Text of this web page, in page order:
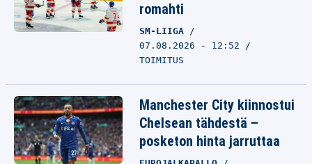
romahti
SM-LIIGA
07.08.2026 - 12:52
TOIMITUS
Manchester City kiinnostui
Chelsean tähdestä –
posketon hinta jarruttaa